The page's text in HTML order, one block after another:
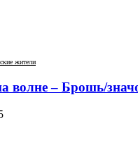
жители
волне – Брошь/